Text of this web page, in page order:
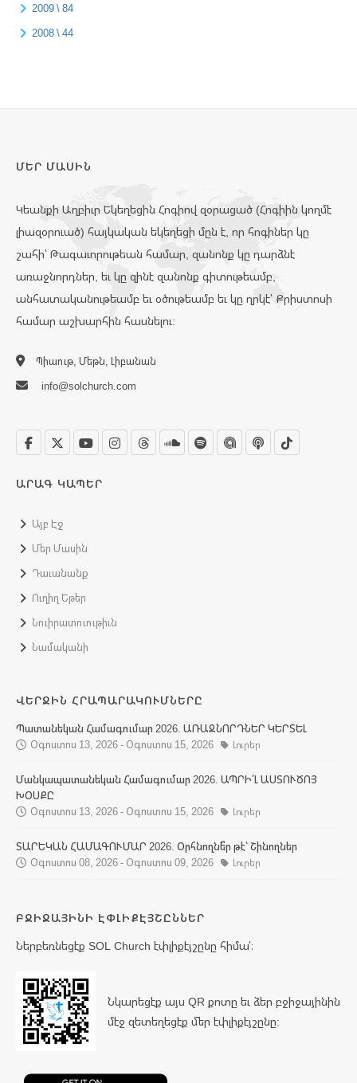
2009 \ 84
2008 \ 44
ՄԵՐ ՄԱՍԻՆ
Կեանքի Աղբիւր Եկեղեցին Հոգիով զօրացած (Հոգիին կողմէ
լիազօրուած) հայկական եկեղեցի մըն է, որ հոգիներ կը
շահի՝ Թագաւորութեան համար, զանոնք կը դարձնէ
առաջնորդներ, եւ կը զինէ զանոնք գիտութեամբ,
անհատականութեամբ եւ օծութեամբ եւ կը ղրկէ՝ Քրիստոսի
համար աշխարհին հասնելու:
Պիաութ, Մեթն, Լիբանան
info@solchurch.com
ԱՐԱԳ ԿԱՊԵՐ
Այբ Էջ
Մեր Մասին
Դաւանանք
Ուղիղ Եթեր
Նուիրատուութիւն
Նամականի
ՎԵՐՋԻՆ ՀՐԱՊԱՐԱԿՈՒՄՆԵՐԸ
Պատանեկան Համագումար 2026. ԱՌԱՋՆՈՐԴՆԵՐ ԿԵՐՏԵԼ
Օգոստոս 13, 2026 - Օգոստոս 15, 2026
Լուրեր
Մանկապատանեկան Համագումար 2026. ԱՊՐԻ՛Լ ԱՍՏՈՒԾՈՅ
ԽՕՍՔԸ
Օգոստոս 13, 2026 - Օգոստոս 15, 2026
Լուրեր
ՏԱՐԵԿԱՆ ՀԱՄԱԳՈՒՄԱՐ 2026. Օրհնողնե՞ր թէ՝ Շինողներ
Օգոստոս 08, 2026 - Օգոստոս 09, 2026
Լուրեր
ԲՋԻՋԱՅԻՆԻ ԷՓԼԻՔԷՅՇԸՆՆԵՐ
Ներբեռնեցէք SOL Church էփլիքէյշընը հիմա՛։
Նկարեցէք այս QR քոտը եւ ձեր բջիջայինին
մէջ զետեղեցէք մեր էփլիքէյշընը: